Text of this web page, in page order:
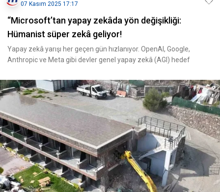
07 Kasım 2025 17:17
“Microsoft’tan yapay zekâda yön değişikliği:
Hümanist süper zekâ geliyor!
Yapay zekâ yarışı her geçen gün hızlanıyor. OpenAI, Google,
Anthropic ve Meta gibi devler genel yapay zekâ (AGI) hedef